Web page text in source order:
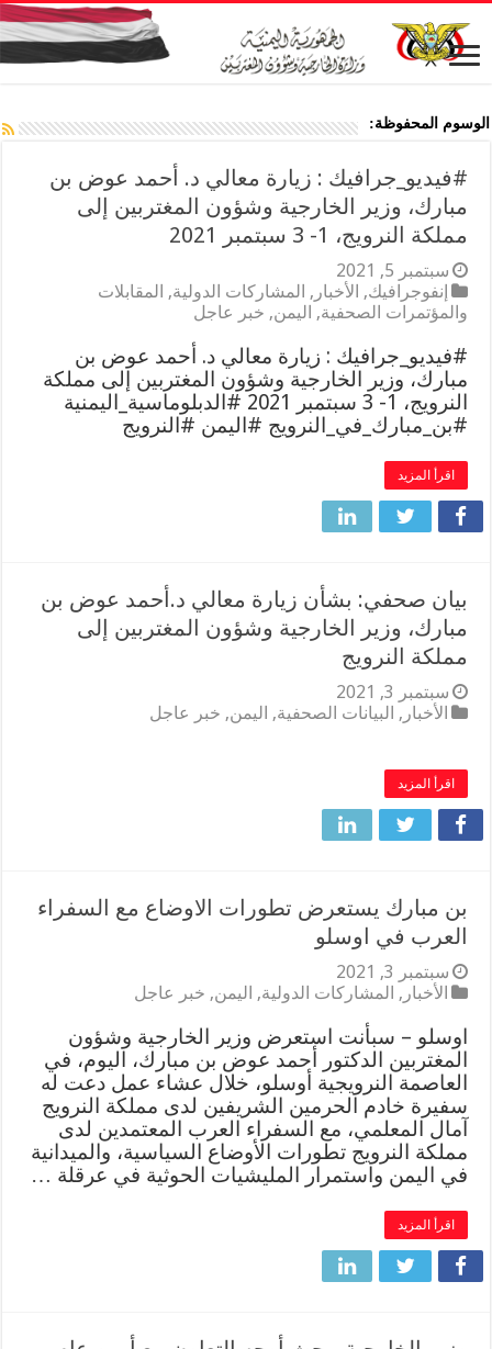
الوسوم المحفوظة:
#فيديو_جرافيك : زيارة معالي د. أحمد عوض بن
مبارك، وزير الخارجية وشؤون المغتربين إلى
مملكة النرويج، 1- 3 سبتمبر 2021
سبتمبر 5, 2021
إنفوجرافيك, الأخبار , المشاركات الدولية, المقابلات
والمؤتمرات الصحفية, اليمن, خبر عاجل
#فيديو_جرافيك : زيارة معالي د. أحمد عوض بن
مبارك، وزير الخارجية وشؤون المغتربين إلى مملكة
النرويج، 1- 3 سبتمبر 2021 #الدبلوماسية_اليمنية
#بن_مبارك_في_النرويج #اليمن #النرويج
اقرأ المزيد
بيان صحفي: بشأن زيارة معالي د.أحمد عوض بن
مبارك، وزير الخارجية وشؤون المغتربين إلى
مملكة النرويج
سبتمبر 3, 2021
الأخبار , البيانات الصحفية, اليمن, خبر عاجل
اقرأ المزيد
بن مبارك يستعرض تطورات الاوضاع مع السفراء
العرب في اوسلو
سبتمبر 3, 2021
الأخبار , المشاركات الدولية, اليمن, خبر عاجل
اوسلو – سبأنت استعرض وزير الخارجية وشؤون
المغتربين الدكتور أحمد عوض بن مبارك، اليوم، في
العاصمة النرويجية أوسلو، خلال عشاء عمل دعت له
سفيرة خادم الحرمين الشريفين لدى مملكة النرويج
آمال المعلمي، مع السفراء العرب المعتمدين لدى
مملكة النرويج تطورات الأوضاع السياسية، والميدانية
في اليمن واستمرار المليشيات الحوثية في عرقلة …
اقرأ المزيد